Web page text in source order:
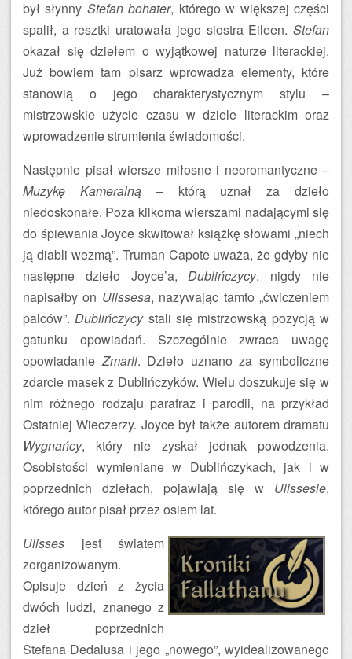
był słynny Stefan bohater, którego w większej części
spalił, a resztki uratowała jego siostra Eileen. Stefan
okazał się dziełem o wyjątkowej naturze literackiej.
Już bowiem tam pisarz wprowadza elementy, które
stanowią o jego charakterystycznym stylu –
mistrzowskie użycie czasu w dziele literackim oraz
wprowadzenie strumienia świadomości.
Następnie pisał wiersze miłosne i neoromantyczne –
Muzykę Kameralną– którą uznał za dzieło
niedoskonałe. Poza kilkoma wierszami nadającymi się
do śpiewania Joyce skwitował książkę słowami „niech
ją diabli wezmą”. Truman Capote uważa, że gdyby nie
następne dzieło Joyce’a,Dublińczycy, nigdy nie
napisałby on Ulissesa, nazywając tamto „ćwiczeniem
palców”.Dublińczycystali się mistrzowską pozycją w
gatunku opowiadań. Szczególnie zwraca uwagę
opowiadanieZmarli. Dzieło uznano za symboliczne
zdarcie masek z Dublińczyków. Wielu doszukuje się w
nim różnego rodzaju parafraz i parodii, na przykład
Ostatniej Wieczerzy. Joyce był także autorem dramatu
Wygnańcy, który nie zyskał jednak powodzenia.
Osobistości wymieniane w Dublińczykach, jak i w
poprzednich dziełach, pojawiają się w Ulissesie,
którego autor pisał przez osiem lat.
Ulisses jest światem
zorganizowanym.
Opisuje dzień z życia
dwóch ludzi, znanego z
dzieł poprzednich
Stefana Dedalusa i jego „nowego”, wyidealizowanego